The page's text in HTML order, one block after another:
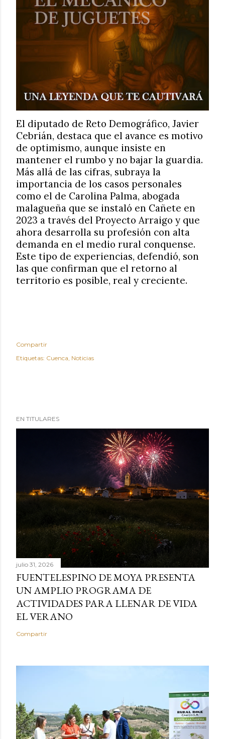
El diputado de Reto Demográfico, Javier
Cebrián, destaca que el avance es motivo
de optimismo, aunque insiste en
mantener el rumbo y no bajar la guardia.
Más allá de las cifras, subraya la
importancia de los casos personales
como el de Carolina Palma, abogada
malagueña que se instaló en Cañete en
2023 a través del Proyecto Arraigo y que
ahora desarrolla su profesión con alta
demanda en el medio rural conquense.
Este tipo de experiencias, defendió, son
las que confirman que el retorno al
territorio es posible, real y creciente.
Compartir
Etiquetas: Cuenca Noticias
EN TITULARES
julio 31, 2026
FUENTELESPINO DE MOYA PRESENTA
UN AMPLIO PROGRAMA DE
ACTIVIDADES PARA LLENAR DE VIDA
EL VERANO
Compartir